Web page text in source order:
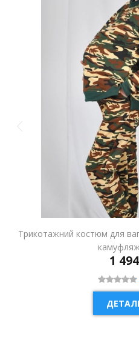
Трикотажний костюм для
1